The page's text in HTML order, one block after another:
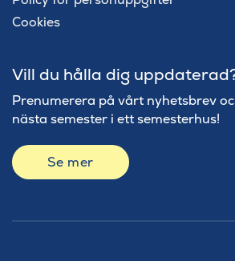
Cookies
Vill du hålla dig
Prenumerera på vårt nyhetsbrev
nästa semester i ett semesterhus!
Se mer